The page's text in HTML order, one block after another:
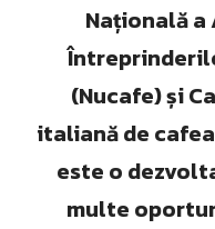
Națională
(Nucafe) și
italiană de
este o
multe